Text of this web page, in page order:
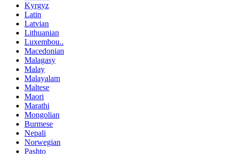
Kyrgyz
Latin
Latvian
Lithuanian
Luxembou..
Macedonian
Malagasy
Malay
Malayalam
Maltese
Maori
Marathi
Mongolian
Burmese
Nepali
Norwegian
Pashto